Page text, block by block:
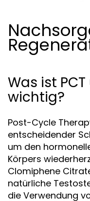
Was ist
wichtig?
Post-Cycle
entscheidender
um den
Körpers
Clomiphene
natürliche
die Verwendung